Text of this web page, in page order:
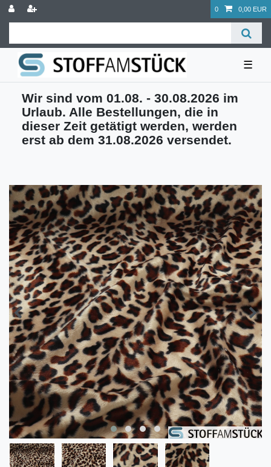
0 0,00 EUR
☰
Wir sind vom 01.08. - 30.08.2026 im
Urlaub. Alle Bestellungen, die in
dieser Zeit getätigt werden, werden
erst ab dem 31.08.2026 versendet.